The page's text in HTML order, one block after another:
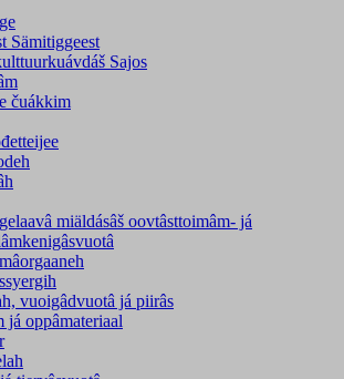
Sämitiggeest
Sajos
čuákkim
miäldásâš oovtâsttoimâm- já
vuoigâdvuotâ já piirâs
já oppâmateriaal